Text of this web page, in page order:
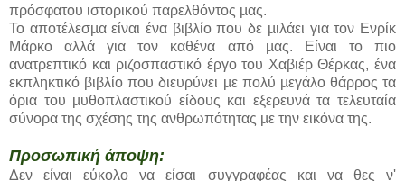
πρόσφατου ιστορικού παρελθόντος µας.
Το αποτέλεσµα είναι ένα βιβλίο που δε µιλάει για τον Ενρίκ
Μάρκο αλλά για τον καθένα από µας. Είναι το πιο
ανατρεπτικό και ριζοσπαστικό έργο του Χαβιέρ Θέρκας, ένα
εκπληκτικό βιβλίο που διευρύνει µε πολύ µεγάλο θάρρος τα
όρια του µυθοπλαστικού είδους και εξερευνά τα τελευταία
σύνορα της σχέσης της ανθρωπότητας µε την εικόνα της.
Προσωπική άποψη:
Δεν είναι εύκολο να είσαι συγγραφέας και να θες ν'